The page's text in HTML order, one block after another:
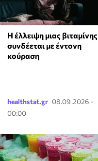
⁠Η έλλειψη μιας βιταμίνης
συνδέεται με έντονη
κούραση
healthstat.gr 08.09.2026 -
00:00